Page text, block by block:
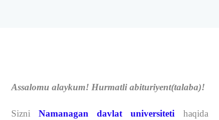
Assalomu alaykum! Hurmatli abituriyent(talaba)!
Sizni Namanagan davlat universiteti
haqida